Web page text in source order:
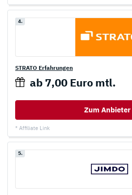
4.
STRATO Erfahrungen
ab 7,00 Euro mtl.
Zum Anbieter
* Affiliate Link
5.